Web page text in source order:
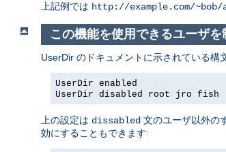
上記例では http://example.com/~bob/
この機能を使用できるユーザを
UserDir のドキュメントに示されている構
UserDir enabled
UserDir disabled root jro fish
上の設定は dissabled 文のユーザ以外の
効にすることもできます: